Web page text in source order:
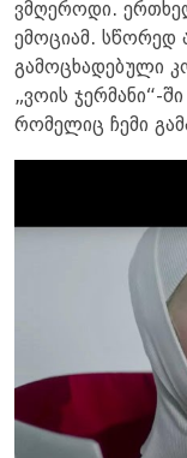
ვმღეროდი.
ემოციამ. სწორედ
გამოცხადებული
„ვოის ჯერმანი“-
რომელიც ჩემი